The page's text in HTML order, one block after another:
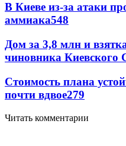
В Киеве из-за атаки
аммиака548
Дом за 3,8 млн и
чиновника
Стоимость плана
почти вдвое279
Читать комментарии